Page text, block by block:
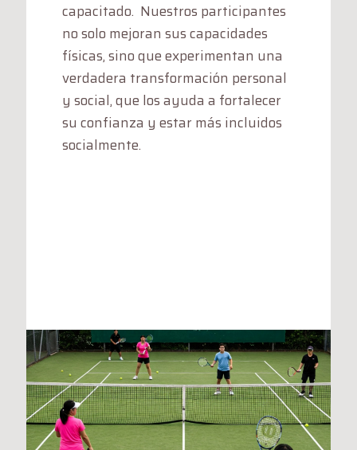
capacitado. Nuestros participantes
no solo mejoran sus capacidades
físicas, sino que experimentan una
verdadera transformación personal
y social, que los ayuda a fortalecer
su confianza y estar más incluidos
socialmente.